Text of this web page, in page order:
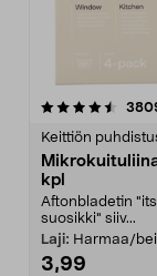
Keittiön
kpl
Aftonbladetin
suosikki" siiv...
Laji: Harmaa/
3,99